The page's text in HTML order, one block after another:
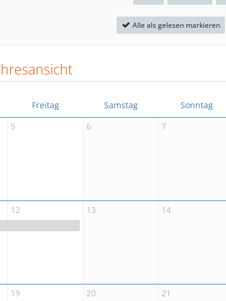
Alle als gelesen markieren
Freitag Samstag
Sonntag
5 6 7
12 13 14
19 20 21